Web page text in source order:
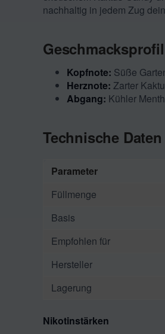
nachhaltig in jedem Zug
Geschmacksprofil
Kopfnote: Süße
Herznote: Zarter
Abgang: Kühler
Technische Daten
Parameter
Füllmenge
Basis
Empfohlen für
Hersteller
Lagerung
Nikotinstärken